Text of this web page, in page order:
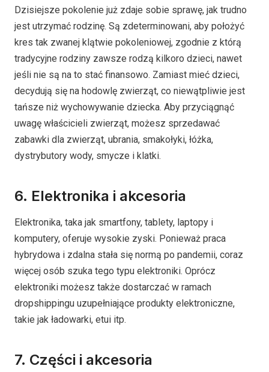
Dzisiejsze pokolenie już zdaje sobie sprawę, jak trudno
jest utrzymać rodzinę. Są zdeterminowani, aby położyć
kres tak zwanej klątwie pokoleniowej, zgodnie z którą
tradycyjne rodziny zawsze rodzą kilkoro dzieci, nawet
jeśli nie są na to stać finansowo. Zamiast mieć dzieci,
decydują się na hodowlę zwierząt, co niewątpliwie jest
tańsze niż wychowywanie dziecka. Aby przyciągnąć
uwagę właścicieli zwierząt, możesz sprzedawać
zabawki dla zwierząt, ubrania, smakołyki, łóżka,
dystrybutory wody, smycze i klatki.
6. Elektronika i akcesoria
Elektronika, taka jak smartfony, tablety, laptopy i
komputery, oferuje wysokie zyski. Ponieważ praca
hybrydowa i zdalna stała się normą po pandemii, coraz
więcej osób szuka tego typu elektroniki. Oprócz
elektroniki możesz także dostarczać w ramach
dropshippingu uzupełniające produkty elektroniczne,
takie jak ładowarki, etui itp.
7. Części i akcesoria